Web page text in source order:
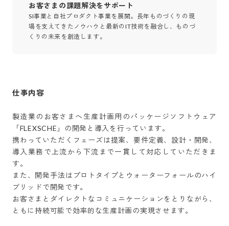
お客さまの課題解決をサポート
SI事業と自社プロダクト事業を展開。長年ものづくりの現
場を支えてきたノウハウと最新のIT技術を融合し、ものづ
くりの未来を創造します。
仕事内容
製造業のお客さまへ生産計画用のパッケージソフトウェア
「FLEXSCHE」の開発と導入を行っています。
携わっていただくフェーズは提案、要件定義、設計・開発、
導入業務で上流から下流まで一貫して対応していただきま
す。
また、開発手法はプロトタイプとウォーターフォールのハイ
ブリッドで開発です。
お客さまとダイレクトなコミュニケーションをとりながら、
ともに持続可能で効率的な生産計画の実現させます。